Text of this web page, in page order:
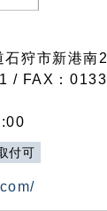
狩市新港南
/ FAX：
付可